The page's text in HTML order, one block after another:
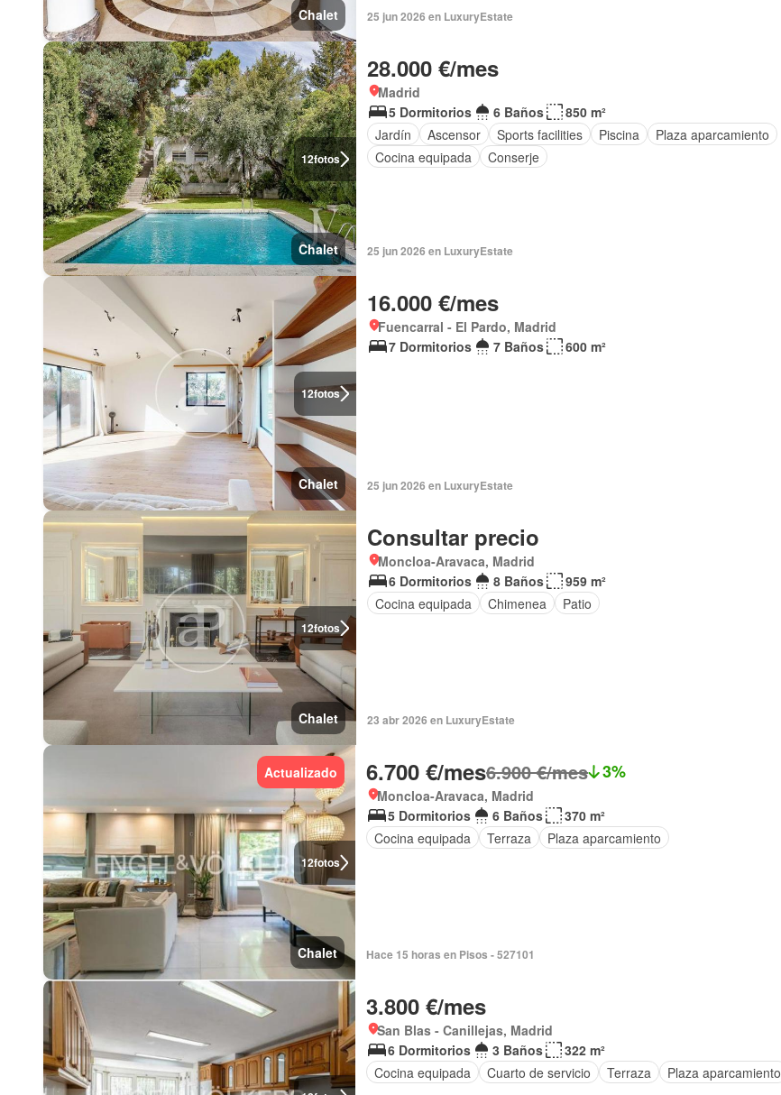
Chalet 25 jun 2026 en LuxuryEstate
12fotos
Chalet
28.000 €/mes
Madrid
5 Dormitorios
6 Baños
850 m²
Jardín
Ascensor Sports facilities Piscina
Plaza aparcamiento
Cocina equipada
Conserje
25 jun 2026 en LuxuryEstate
12fotos
Chalet
16.000 €/mes
Fuencarral - El Pardo, Madrid
7 Dormitorios
7 Baños 600 m²
25 jun 2026 en LuxuryEstate
12fotos
Chalet
Consultar precio
Moncloa-Aravaca, Madrid
6 Dormitorios
8 Baños
959 m²
Cocina equipada
Chimenea Patio
23 abr 2026 en LuxuryEstate
12fotos
Actualizado
Chalet
6.700 €/mes6.900 €/mes 3%
Moncloa-Aravaca, Madrid
5 Dormitorios
6 Baños
370 m²
Cocina equipada
Terraza Plaza aparcamiento
Hace 15 horas en Pisos - 527101
3.800 €/mes
San Blas - Canillejas, Madrid
6 Dormitorios
3 Baños
322 m²
Cocina equipada
Cuarto de servicio Terraza Plaza aparcamiento